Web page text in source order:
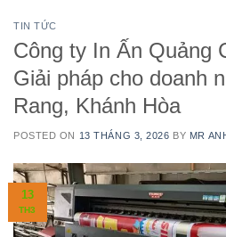
TIN TỨC
Công ty In Ấn Quảng
Giải pháp cho doanh
Rang, Khánh Hòa
POSTED ON 13 THÁNG 3, 2026 BY MR
13
TH3